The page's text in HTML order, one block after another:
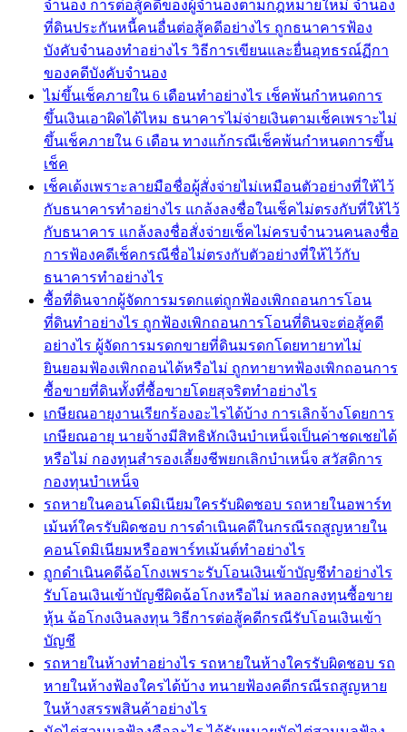
จำนอง การต่อสู้คดีของผู้จำนองตามกฎหมายใหม่ จำนอง
ที่ดินประกันหนี้คนอื่นต่อสู้คดีอย่างไร ถูกธนาคารฟ้อง
บังคับจำนองทำอย่างไร วิธีการเขียนและยื่นอุทธรณ์ฏีกา
ของคดีบังคับจำนอง
ไม่ขึ้นเช็คภายใน 6 เดือนทำอย่างไร เช็คพ้นกำหนดการ
ขึ้นเงินเอาผิดได้ไหม ธนาคารไม่จ่ายเงินตามเช็คเพราะไม่
ขึ้นเช็คภายใน 6 เดือน ทางแก้กรณีเช็คพ้นกำหนดการขึ้น
เช็ค
เช็คเด้งเพราะลายมือชื่อผู้สั่งจ่ายไม่เหมือนตัวอย่างที่ให้ไว้
กับธนาคารทำอย่างไร แกล้งลงชื่อในเช็คไม่ตรงกับที่ให้ไว้
กับธนาคาร แกล้งลงชื่อสั่งจ่ายเช็คไม่ครบจำนวนคนลงชื่อ
การฟ้องคดีเช็คกรณีชื่อไม่ตรงกับตัวอย่างที่ให้ไว้กับ
ธนาคารทำอย่างไร
ซื้อที่ดินจากผู้จัดการมรดกแต่ถูกฟ้องเพิกถอนการโอน
ที่ดินทำอย่างไร ถูกฟ้องเพิกถอนการโอนที่ดินจะต่อสู้คดี
อย่างไร ผู้จัดการมรดกขายที่ดินมรดกโดยทายาทไม่
ยินยอมฟ้องเพิกถอนได้หรือไม่ ถูกทายาทฟ้องเพิกถอนการ
ซื้อขายที่ดินทั้งที่ซื้อขายโดยสุจริตทำอย่างไร
เกษียณอายุงานเรียกร้องอะไรได้บ้าง การเลิกจ้างโดยการ
เกษียณอายุ นายจ้างมีสิทธิหักเงินบำเหน็จเป็นค่าชดเชยได้
หรือไม่ กองทุนสำรองเลี้ยงชีพยกเลิกบำเหน็จ สวัสดิการ
กองทุนบำเหน็จ
รถหายในคอนโดมิเนียมใครรับผิดชอบ รถหายในอพาร์ท
เม้นท์ใครรับผิดชอบ การดำเนินคดีในกรณีรถสูญหายใน
คอนโดมิเนียมหรืออพาร์ทเม้นต์ทำอย่างไร
ถูกดำเนินคดีฉ้อโกงเพราะรับโอนเงินเข้าบัญชีทำอย่างไร
รับโอนเงินเข้าบัญชีผิดฉ้อโกงหรือไม่ หลอกลงทุนซื้อขาย
หุ้น ฉ้อโกงเงินลงทุน วิธีการต่อสู้คดีกรณีรับโอนเงินเข้า
บัญชี
รถหายในห้างทำอย่างไร รถหายในห้างใครรับผิดชอบ รถ
หายในห้างฟ้องใครได้บ้าง ทนายฟ้องคดีกรณีรถสูญหาย
ในห้างสรรพสินค้าอย่างไร